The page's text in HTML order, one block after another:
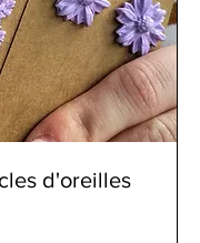
d'oreilles